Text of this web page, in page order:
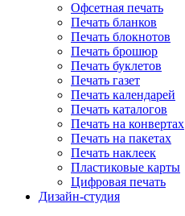
Офсетная печать
Печать бланков
Печать блокнотов
Печать брошюр
Печать буклетов
Печать газет
Печать календарей
Печать каталогов
Печать на конвертах
Печать на пакетах
Печать наклеек
Пластиковые карты
Цифровая печать
Дизайн-студия